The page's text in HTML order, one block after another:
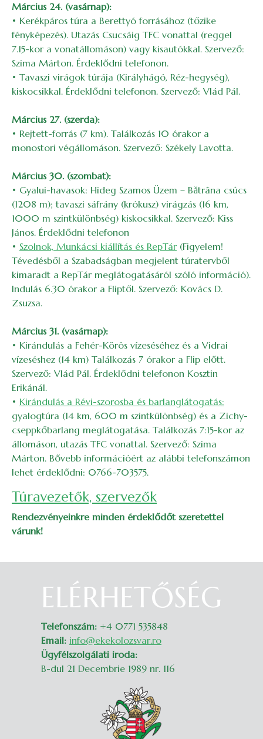
Március 24. (vasárnap):
• Kerékpáros túra a Berettyó forrásához (tőzike
fényképezés). Utazás Csucsáig TFC vonattal (reggel
7.15-kor a vonatállomáson) vagy kisautókkal. Szervező:
Szima Márton. Érdeklődni telefonon.
• Tavaszi virágok túrája (Királyhágó, Réz-hegység),
kiskocsikkal. Érdeklődni telefonon. Szervező: Vlád Pál.
Március 27. (szerda):
• Rejtett-forrás (7 km). Találkozás 10 órakor a
monostori végállomáson. Szervező: Székely Lavotta.
Március 30. (szombat):
• Gyalui-havasok: Hideg Szamos Üzem – Bătrâna csúcs
(1208 m); tavaszi sáfrány (krókusz) virágzás (16 km,
1000 m szintkülönbség) kiskocsikkal. Szervező: Kiss
János. Érdeklődni telefonon
• Szolnok, Munkácsi kiállítás és RepTár(Figyelem!
Tévedésből a Szabadságban megjelent túratervből
kimaradt a RepTár meglátogatásáról szóló információ).
Indulás 6.30 órakor a Fliptől. Szervező: Kovács D.
Zsuzsa.
Március 31. (vasárnap):
• Kirándulás a Fehér-Körös vízeséséhez és a Vidrai
vízeséshez (14 km) Találkozás 7 órakor a Flip előtt.
Szervező: Vlád Pál. Érdeklődni telefonon Kosztin
Erikánál.
• Kirándulás a Révi-szorosba és barlanglátogatás:
gyalogtúra (14 km, 600 m szintkülönbség) és a Zichy-
cseppkőbarlang meglátogatása. Találkozás 7:15-kor az
állomáson, utazás TFC vonattal. Szervező: Szima
Márton. Bővebb információért az alábbi telefonszámon
lehet érdeklődni: 0766-703575.
Túravezetők, szervezők
Rendezvényeinkre minden érdeklődőt szeretettel
várunk!
ELÉRHETŐSÉG
Telefonszám: +4 0771 535848
Email: info@ekekolozsvar.ro
Ügyfélszolgálati iroda:
B-dul 21 Decembrie 1989 nr. 116